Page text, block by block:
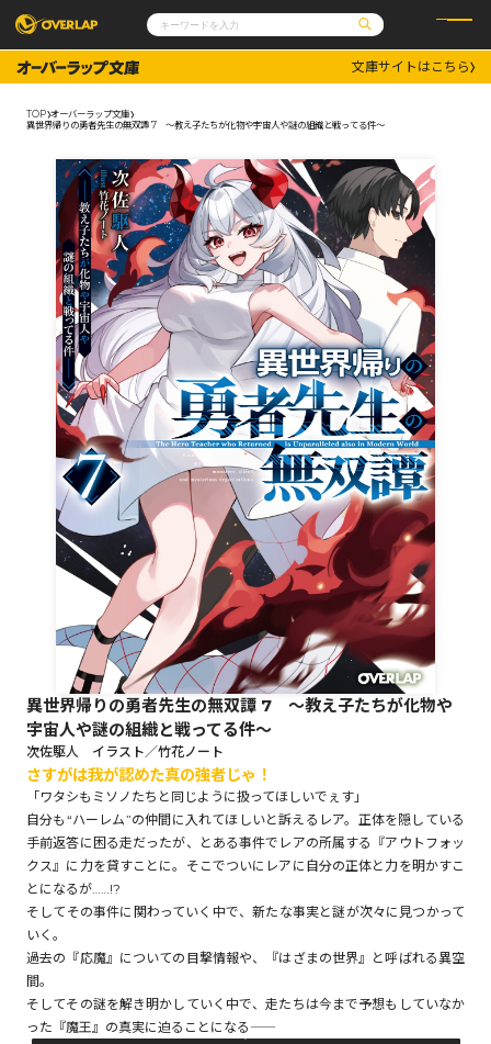
コミックガルド
コミッククリエ
LiQulle
ノベルス
ノベルスf
コミックエッセイ
ポケットモンスター
アニメ
ゲーム
OVERLAP STORE
オーバーラップ広報室
企業
会社概要
採用情報
アクセス
オーバーラップホールディングス
お問い合わせはこちら
オーバーラップ文庫
オーバーラップノベルス
オーバーラップノベルスf
ロサージュノベルス
コミックガルド
コミッククリエ
リキューレ
コミックパルフェ
文庫サイトはこちら
TOP オーバーラップ文庫
異世界帰りの勇者先生の無双譚 7 ～教え子たちが化物や宇宙人や謎の組織と戦ってる件～
異世界帰りの勇者先生の無双譚 7 ～教え子たちが化物や
宇宙人や謎の組織と戦ってる件～
次佐駆人 イラスト／竹花ノート
さすがは我が認めた真の強者じゃ！
「ワタシもミソノたちと同じように扱ってほしいでぇす」
自分も“ハーレム”の仲間に入れてほしいと訴えるレア。正体を隠している
手前返答に困る走だったが、とある事件でレアの所属する『アウトフォッ
クス』に力を貸すことに。そこでついにレアに自分の正体と力を明かすこ
とになるが……!?
そしてその事件に関わっていく中で、新たな事実と謎が次々に見つかって
いく。
過去の『応魔』についての目撃情報や、『はざまの世界』と呼ばれる異空
間。
そしてその謎を解き明かしていく中で、走たちは今まで予想もしていなか
った『魔王』の真実に迫ることになる――